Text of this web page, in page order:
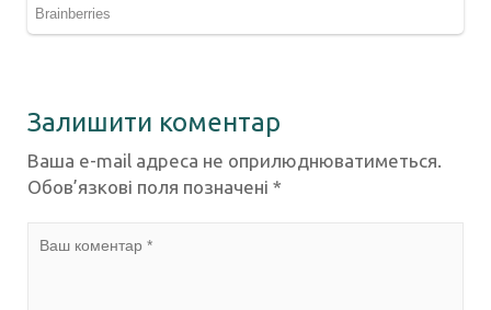
Залишити коментар
Ваша e-mail адреса не оприлюднюватиметься.
Обов’язкові поля позначені *